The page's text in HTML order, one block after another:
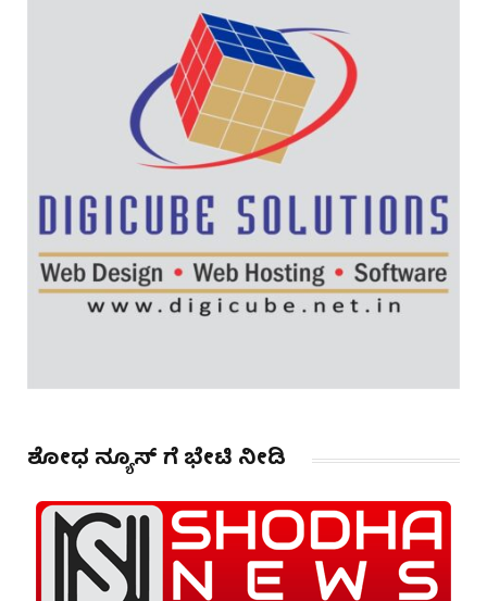
ಶೋಧ ನ್ಯೂಸ್ ಗೆ ಭೇಟಿ ನೀಡಿ